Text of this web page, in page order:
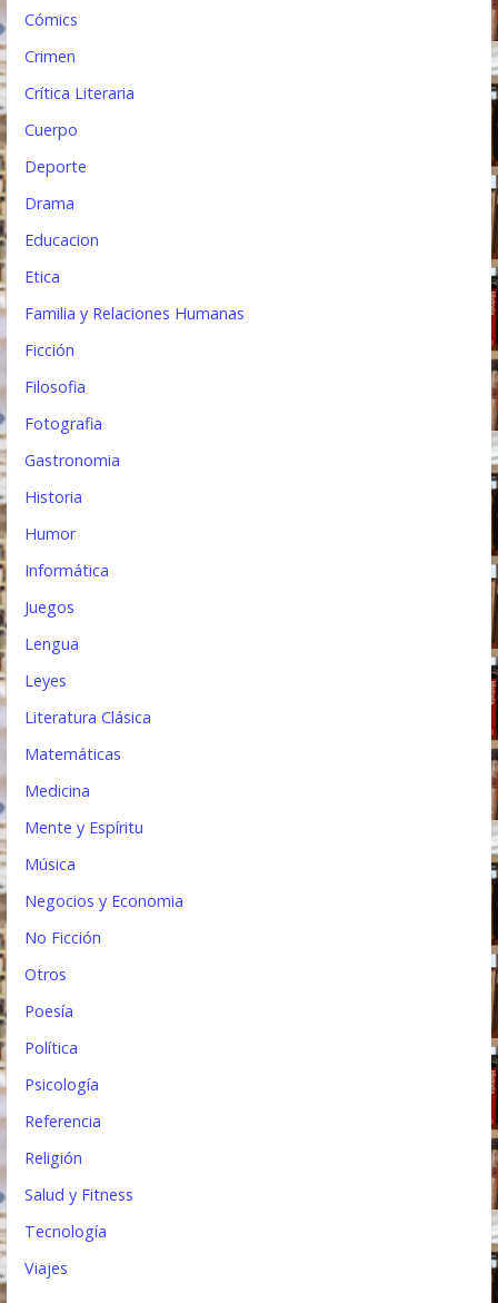
Cómics
Crimen
Crítica Literaria
Cuerpo
Deporte
Drama
Educacion
Etica
Familia y Relaciones Humanas
Ficción
Filosofia
Fotografia
Gastronomia
Historia
Humor
Informática
Juegos
Lengua
Leyes
Literatura Clásica
Matemáticas
Medicina
Mente y Espíritu
Música
Negocios y Economia
No Ficción
Otros
Poesía
Política
Psicología
Referencia
Religión
Salud y Fitness
Tecnología
Viajes